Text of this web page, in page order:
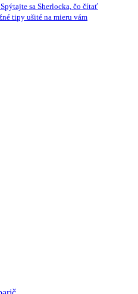
Spýtajte sa Sherlocka, čo čítať
tipy ušité na mieru vám